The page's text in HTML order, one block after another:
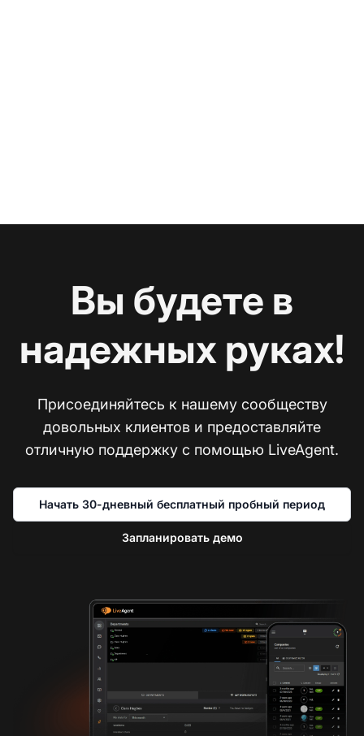
Вы будете в
надежных руках!
Присоединяйтесь к нашему сообществу
довольных клиентов и предоставляйте
отличную поддержку с помощью LiveAgent.
Начать 30-дневный бесплатный пробный период
Запланировать демо